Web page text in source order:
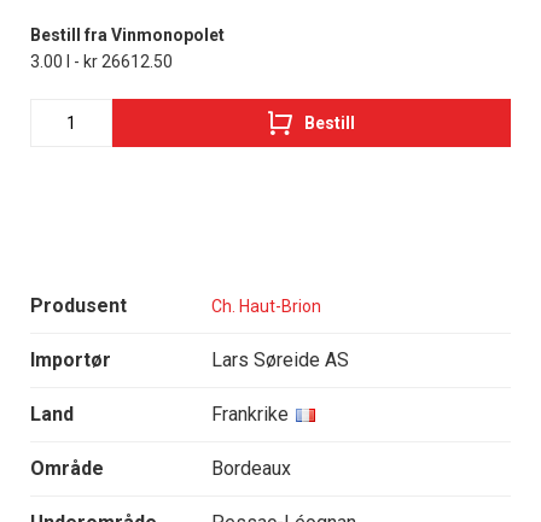
Produsent Ch. Haut-Brion
Importør Lars Søreide AS
Land Frankrike
Område Bordeaux
Bestill fra Vinmonopolet
3.00 l - kr 26612.50
Bestill